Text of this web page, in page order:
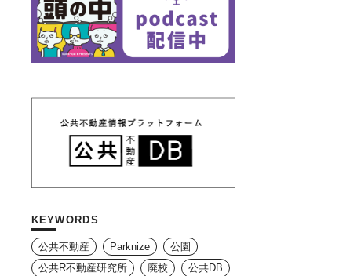
KEYWORDS
公共不動産 Parknize
公園
公共R不動産研究所
廃校
公共DB